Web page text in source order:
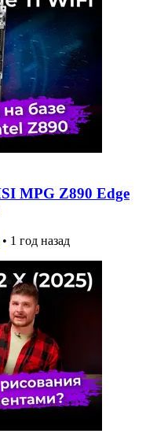
MPG Z890 Edge
• 1 год назад